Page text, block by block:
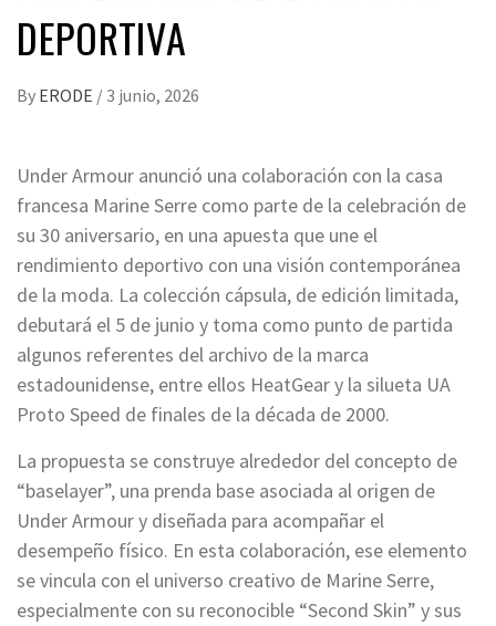
DEPORTIVA
By ERODE / 3 junio, 2026
Under Armour anunció una colaboración con la casa
francesa Marine Serre como parte de la celebración de
su 30 aniversario, en una apuesta que une el
rendimiento deportivo con una visión contemporánea
de la moda. La colección cápsula, de edición limitada,
debutará el 5 de junio y toma como punto de partida
algunos referentes del archivo de la marca
estadounidense, entre ellos HeatGear y la silueta UA
Proto Speed de finales de la década de 2000.
La propuesta se construye alrededor del concepto de
“baselayer”, una prenda base asociada al origen de
Under Armour y diseñada para acompañar el
desempeño físico. En esta colaboración, ese elemento
se vincula con el universo creativo de Marine Serre,
especialmente con su reconocible “Second Skin” y sus